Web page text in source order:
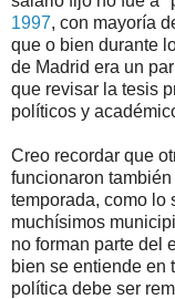
1997, con mayoría
que o bien durante
de Madrid era un
que revisar la tesis
políticos y
Creo recordar que
funcionaron
temporada, como lo
muchísimos
no forman parte del
bien se entiende en
política debe ser